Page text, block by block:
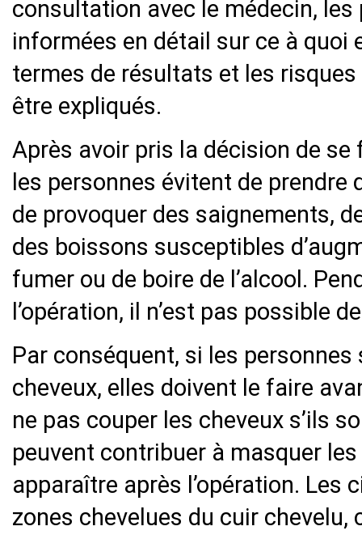
consultation avec le médecin,
informées en détail sur ce à quoi
termes de résultats et les
être expliqués.
Après avoir pris la décision de
les personnes évitent de
de provoquer des saignements,
des boissons susceptibles
fumer ou de boire de l’alcool.
l’opération, il n’est pas possible
Par conséquent, si les
cheveux, elles doivent le faire
ne pas couper les cheveux s’ils
peuvent contribuer à masquer
apparaître après l’opération.
zones chevelues du cuir chevelu,